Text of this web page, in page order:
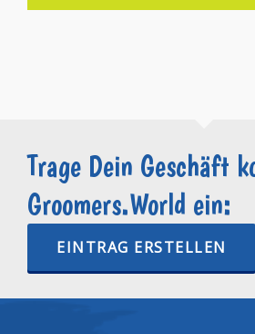
Trage Dein Geschäft
Groomers.World ein:
EINTRAG ERSTELLEN